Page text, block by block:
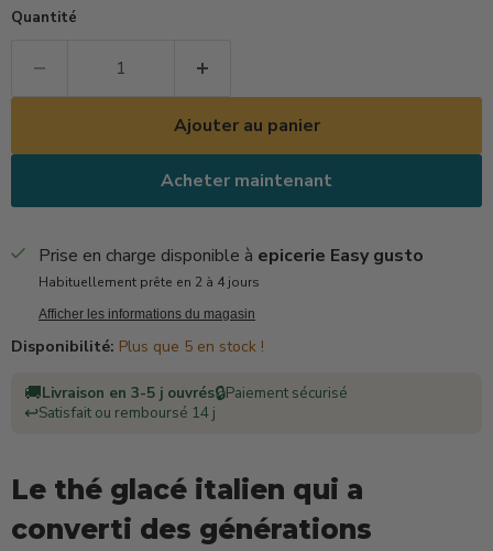
Quantité
Ajouter au panier
Acheter maintenant
Prise en charge disponible à epicerie Easy gusto
Habituellement prête en 2 à 4 jours
Afficher les informations du magasin
Disponibilité: Plus que 5 en stock !
🚚Livraison en 3-5 j ouvrés🔒Paiement sécurisé
↩️Satisfait ou remboursé 14 j
Le thé glacé italien qui a
converti des générations